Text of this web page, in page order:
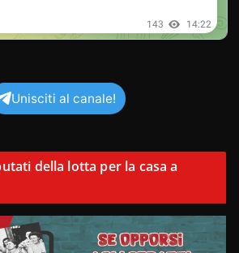
Unisciti al canale!
della lotta per la casa a